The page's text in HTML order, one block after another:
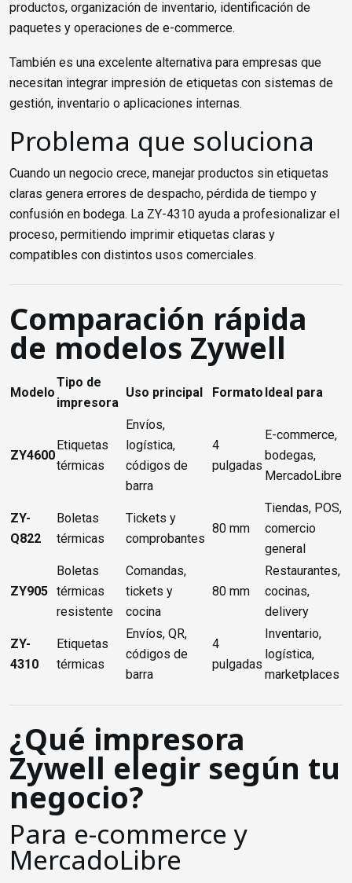
productos, organización de inventario, identificación de
paquetes y operaciones de e-commerce.
También es una excelente alternativa para empresas que
necesitan integrar impresión de etiquetas con sistemas de
gestión, inventario o aplicaciones internas.
Problema que soluciona
Cuando un negocio crece, manejar productos sin etiquetas
claras genera errores de despacho, pérdida de tiempo y
confusión en bodega. La ZY-4310 ayuda a profesionalizar el
proceso, permitiendo imprimir etiquetas claras y
compatibles con distintos usos comerciales.
Comparación rápida
de modelos Zywell
Modelo
Tipo de
impresora
Uso principal Formato Ideal para
ZY4600
Etiquetas
térmicas
Envíos,
logística,
códigos de
barra
4
pulgadas
E-commerce,
bodegas,
MercadoLibre
ZY-
Q822
Boletas
térmicas
Tickets y
comprobantes
80 mm
Tiendas, POS,
comercio
general
ZY905
Boletas
térmicas
resistente
Comandas,
tickets y
cocina
80 mm
Restaurantes,
cocinas,
delivery
ZY-
4310
Etiquetas
térmicas
Envíos, QR,
códigos de
barra
4
pulgadas
Inventario,
logística,
marketplaces
¿Qué impresora
Zywell elegir según tu
negocio?
Para e-commerce y
MercadoLibre